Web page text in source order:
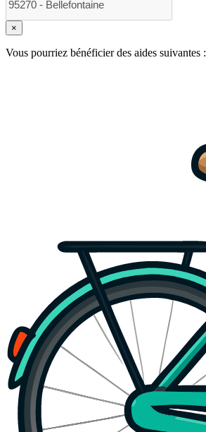
×
Vous pourriez bénéficier des aides suivantes :